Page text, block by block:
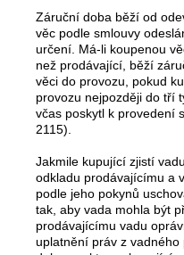
Záruční doba běží od
věc podle smlouvy
určení. Má-li koupenou
než prodávající, běží
věci do provozu, pokud
provozu nejpozději do tří
včas poskytl k provedení
2115).
Jakmile kupující zjistí
odkladu prodávajícímu a
podle jeho pokynů
tak, aby vada mohla být
prodávajícímu vadu
uplatnění práv z